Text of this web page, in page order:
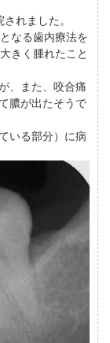
れました。
なる歯内療法を
きく腫れたこと
、また、咬合痛
膿が出たそうで
いる部分）に病